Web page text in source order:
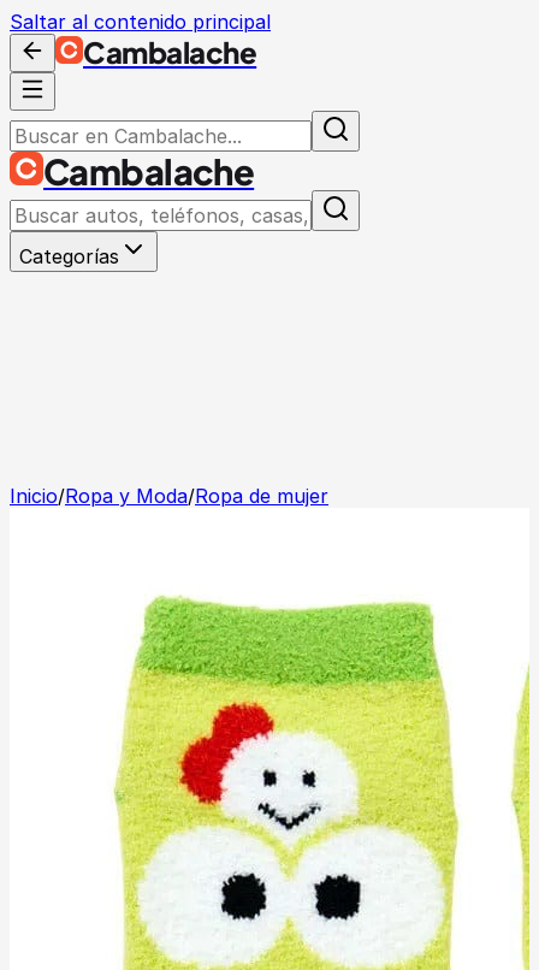
Saltar al contenido principal
Cambalache
Cambalache
Categorías
Inicio/Ropa y Moda/Ropa de mujer